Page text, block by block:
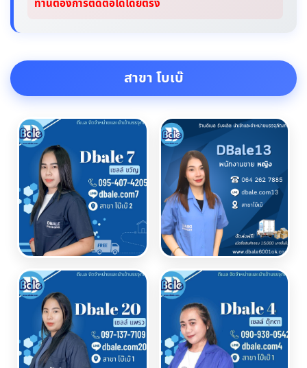
ท่านต้องการติดต่อได้โดยตรง
สาขา โบเบ๊